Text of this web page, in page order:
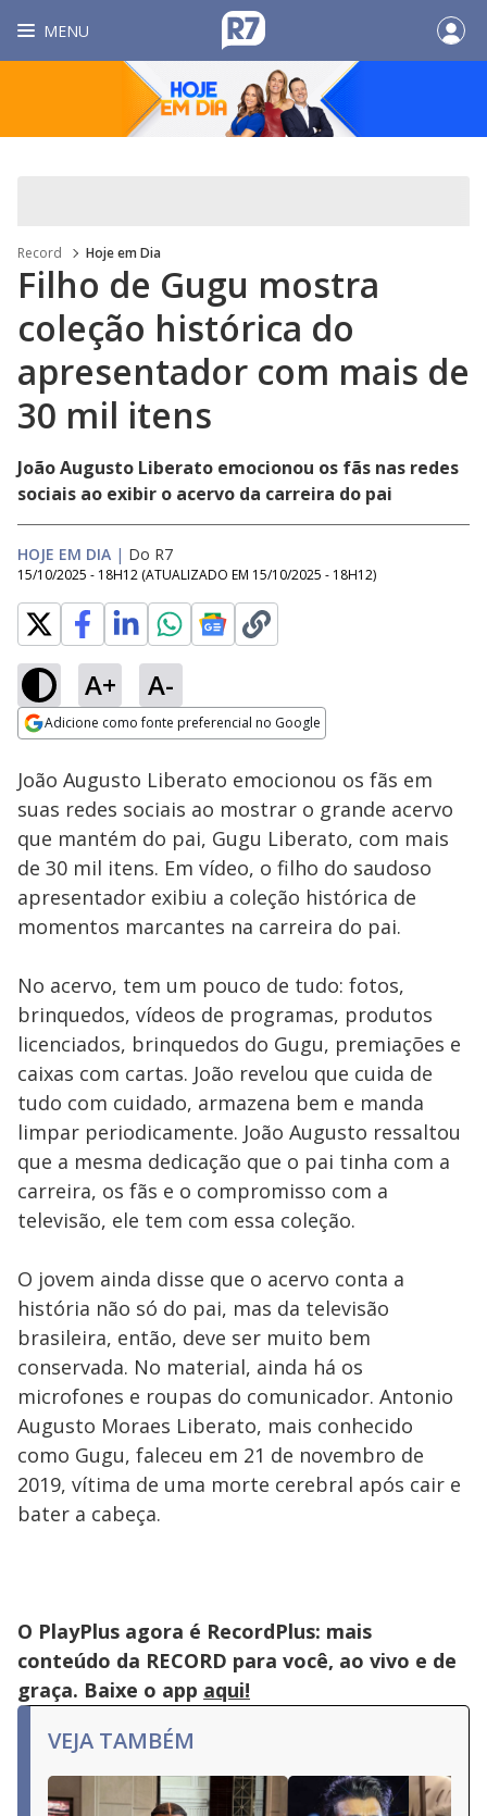
MENU
Record Hoje em Dia
Filho de Gugu mostra
coleção histórica do
apresentador com mais de
30 mil itens
João Augusto Liberato emocionou os fãs nas redes
sociais ao exibir o acervo da carreira do pai
HOJE EM DIA | Do R7
15/10/2025 - 18H12 (ATUALIZADO EM 15/10/2025 - 18H12)
A+ A-
Adicione como fonte preferencial no Google
Ativar
Loaded:
50.70%
João Augusto Liberato emocionou os fãs em
suas redes sociais ao mostrar o grande acervo
que mantém do pai, Gugu Liberato, com mais
de 30 mil itens. Em vídeo, o filho do saudoso
apresentador exibiu a coleção histórica de
momentos marcantes na carreira do pai.
No acervo, tem um pouco de tudo: fotos,
brinquedos, vídeos de programas, produtos
licenciados, brinquedos do Gugu, premiações e
caixas com cartas. João revelou que cuida de
tudo com cuidado, armazena bem e manda
limpar periodicamente. João Augusto ressaltou
que a mesma dedicação que o pai tinha com a
carreira, os fãs e o compromisso com a
televisão, ele tem com essa coleção.
O jovem ainda disse que o acervo conta a
história não só do pai, mas da televisão
brasileira, então, deve ser muito bem
conservada. No material, ainda há os
microfones e roupas do comunicador. Antonio
Augusto Moraes Liberato, mais conhecido
como Gugu, faleceu em 21 de novembro de
2019, vítima de uma morte cerebral após cair e
bater a cabeça.
O PlayPlus agora é RecordPlus: mais
conteúdo da RECORD para você, ao vivo e de
graça. Baixe o app aqui!
VEJA TAMBÉM